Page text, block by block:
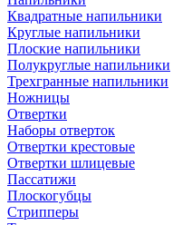
Квадратные напильники
Круглые напильники
Плоские напильники
Полукруглые напильники
Трехгранные напильники
Ножницы
Отвертки
Наборы отверток
Отвертки крестовые
Отвертки шлицевые
Пассатижи
Плоскогубцы
Стрипперы